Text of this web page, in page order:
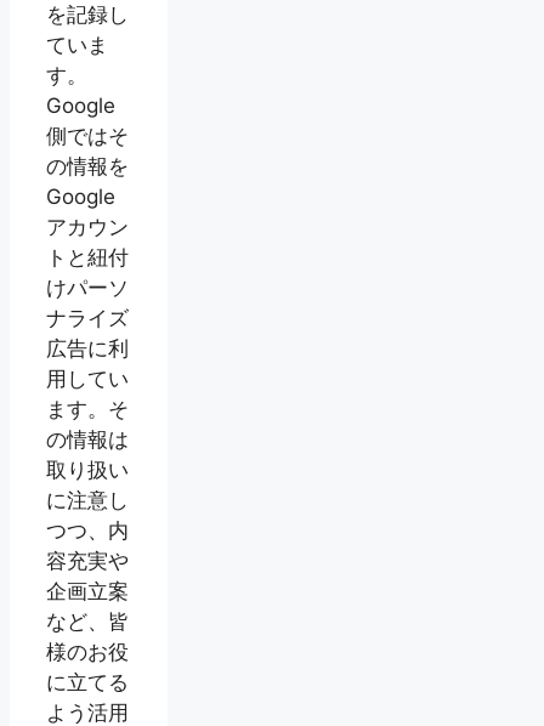
を記録し
ていま
す。
Google
側ではそ
の情報を
Google
アカウン
トと紐付
けパーソ
ナライズ
広告に利
用してい
ます。そ
の情報は
取り扱い
に注意し
つつ、内
容充実や
企画立案
など、皆
様のお役
に立てる
よう活用